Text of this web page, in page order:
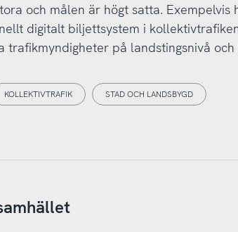
och målen är högt satta. Exempelvis
digitalt biljettsystem i
trafikmyndigheter på landstingsnivå och
KOLLEKTIVTRAFIK STAD OCH LANDSBYGD